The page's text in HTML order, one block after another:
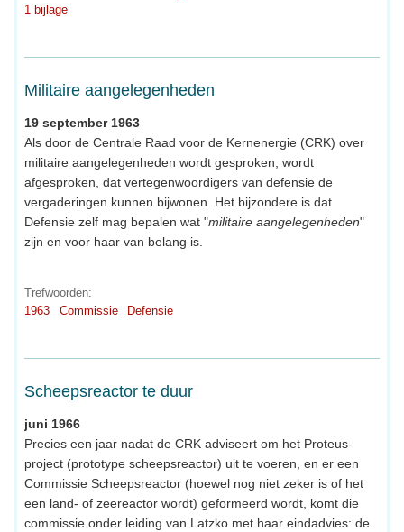
1 bijlage
Militaire aangelegenheden
19 september 1963
Als door de Centrale Raad voor de Kernenergie (CRK) over
militaire aangelegenheden wordt gesproken, wordt
afgesproken, dat vertegenwoordigers van defensie de
vergaderingen kunnen bijwonen. Het bijzondere is dat
Defensie zelf mag bepalen wat "militaire aangelegenheden"
zijn en voor haar van belang is.
Trefwoorden:
1963
Commissie Defensie
Scheepsreactor te duur
juni 1966
Precies een jaar nadat de CRK adviseert om het Proteus-
project (prototype scheepsreactor) uit te voeren, en er een
Commissie Scheepsreactor (hoewel nog niet zeker is of het
een land- of zeereactor wordt) geformeerd wordt, komt die
commissie onder leiding van Latzko met haar eindadvies: de